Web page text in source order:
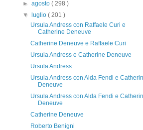
►agosto( 298 )
▼
luglio( 201 )
Ursula Andress con Raffaele Curi e
Catherine Deneuve
Catherine Deneuve e Raffaele Curi
Ursula Andress e Catherine Deneuve
Ursula Andress
Ursula Andress con Alda Fendi e
Deneuve
Ursula Andress con Alda Fendi e
Deneuve
Catherine Deneuve
Roberto Benigni